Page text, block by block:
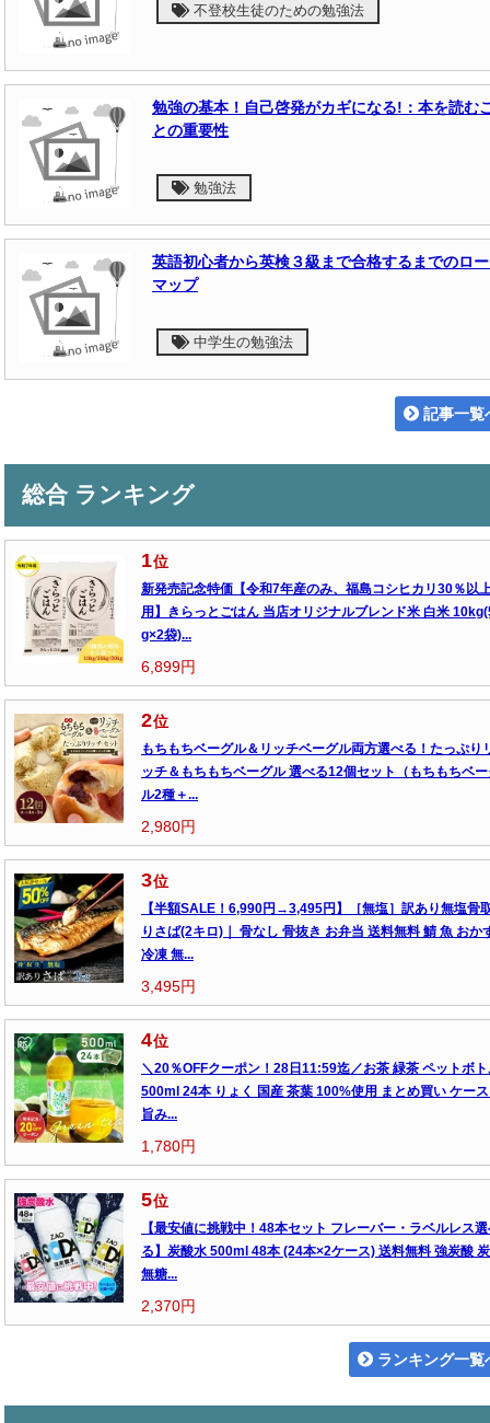
不登校生徒のための勉強法
勉強の基本！自己啓発がカギになる!：本を読む
との重要性
勉強法
英語初心者から英検３級まで合格するまでのロ
マップ
中学生の勉強法
記事一覧
総合 ランキング
1位
新発売記念特価【令和7年産のみ、福島コシヒカリ30％以
用】きらっとごはん 当店オリジナルブレンド米 白米
g×2袋)...
6,899円
2位
もちもちベーグル＆リッチベーグル両方選べる！たっぷり
ッチ＆もちもちベーグル 選べる12個セット（もちもちベ
ル2種＋...
2,980円
3位
【半額SALE！6,990円→3,495円】［無塩］訳あり無塩骨
りさば(2キロ)｜ 骨なし 骨抜き お弁当 送料無料 鯖 魚 おか
冷凍 無...
3,495円
4位
＼20％OFFクーポン！28日11:59迄／お茶 緑茶 ペットボ
500ml 24本 りょく 国産 茶葉 100%使用 まとめ買い ケー
旨み...
1,780円
5位
【最安値に挑戦中！48本セット フレーバー・ラベルレス
る】炭酸水 500ml 48本 (24本×2ケース) 送料無料 強炭酸
無糖...
2,370円
ランキング一覧